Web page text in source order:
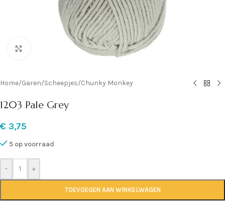
Klik om te vergroten
Home/Garen/Scheepjes/Chunky Monkey
1203 Pale Grey
€ 3,75
5 op voorraad
- +
TOEVOEGEN AAN WINKELWAGEN